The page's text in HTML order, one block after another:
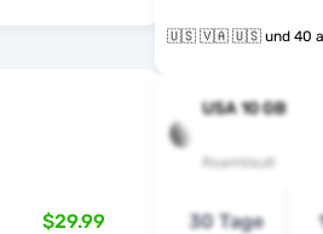
🇺🇸 🇻🇦 🇺🇸
$29.99
USA 10 GB
RoamVault
30 Tage